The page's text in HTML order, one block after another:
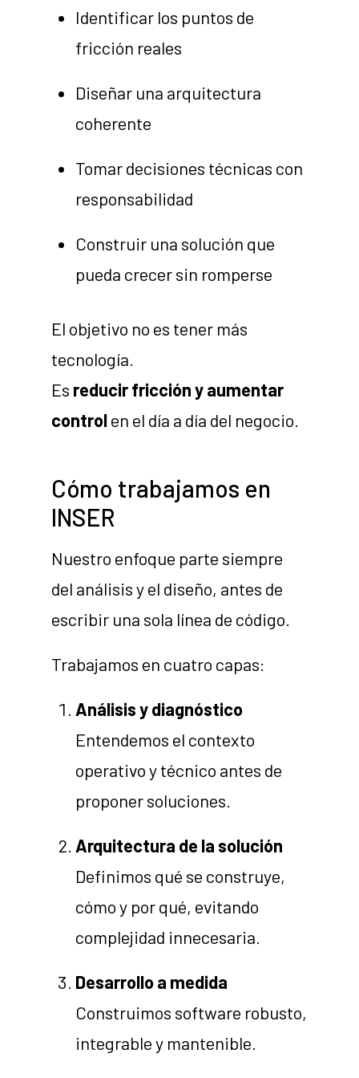
Identificar los puntos de
fricción reales
Diseñar una arquitectura
coherente
Tomar decisiones técnicas con
responsabilidad
Construir una solución que
pueda crecer sin romperse
El objetivo no es tener más
tecnología.
Es reducir fricción y aumentar
controlen el día a día del negocio.
Cómo trabajamos en
INSER
Nuestro enfoque parte siempre
del análisis y el diseño, antes de
escribir una sola línea de código.
Trabajamos en cuatro capas:
Análisis y diagnóstico
Entendemos el contexto
operativo y técnico antes de
proponer soluciones.
Arquitectura de la solución
Definimos qué se construye,
cómo y por qué, evitando
complejidad innecesaria.
Desarrollo a medida
Construimos software robusto,
integrable y mantenible.